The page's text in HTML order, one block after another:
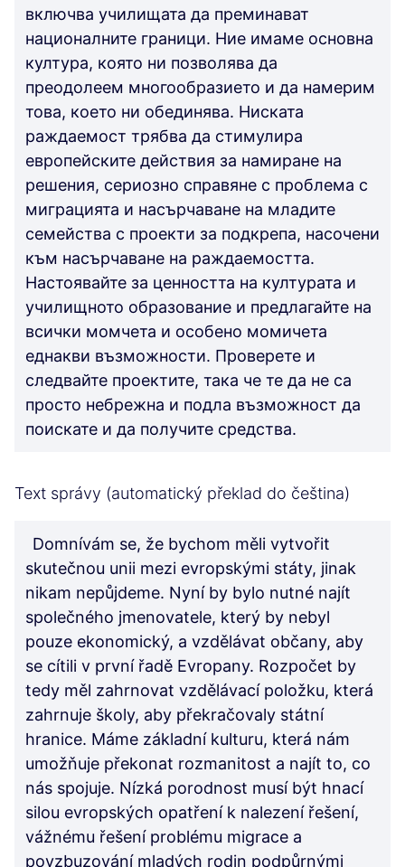
включва училищата да преминават
националните граници. Ние имаме основна
култура, която ни позволява да
преодолеем многообразието и да намерим
това, което ни обединява. Ниската
раждаемост трябва да стимулира
европейските действия за намиране на
решения, сериозно справяне с проблема с
миграцията и насърчаване на младите
семейства с проекти за подкрепа, насочени
към насърчаване на раждаемостта.
Настоявайте за ценността на културата и
училищното образование и предлагайте на
всички момчета и особено момичета
еднакви възможности. Проверете и
следвайте проектите, така че те да не са
просто небрежна и подла възможност да
поискате и да получите средства.
Text správy (automatický překlad do čeština)
Domnívám se, že bychom měli vytvořit
skutečnou unii mezi evropskými státy, jinak
nikam nepůjdeme. Nyní by bylo nutné najít
společného jmenovatele, který by nebyl
pouze ekonomický, a vzdělávat občany, aby
se cítili v první řadě Evropany. Rozpočet by
tedy měl zahrnovat vzdělávací položku, která
zahrnuje školy, aby překračovaly státní
hranice. Máme základní kulturu, která nám
umožňuje překonat rozmanitost a najít to, co
nás spojuje. Nízká porodnost musí být hnací
silou evropských opatření k nalezení řešení,
vážnému řešení problému migrace a
povzbuzování mladých rodin podpůrnými